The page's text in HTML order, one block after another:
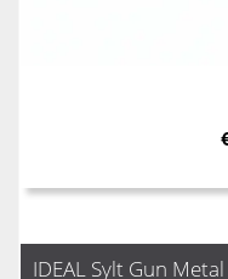
IDEAL Sylt Gun